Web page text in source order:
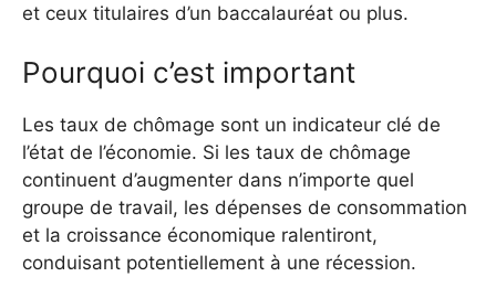
et ceux titulaires d’un baccalauréat ou plus.
Pourquoi c’est important
Les taux de chômage sont un indicateur clé de
l’état de l’économie. Si les taux de chômage
continuent d’augmenter dans n’importe quel
groupe de travail, les dépenses de consommation
et la croissance économique ralentiront,
conduisant potentiellement à une récession.